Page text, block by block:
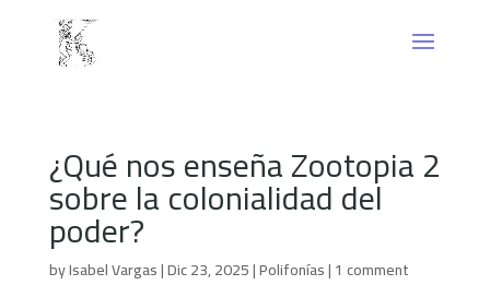
¿Qué nos enseña Zootopia 2
sobre la colonialidad del
poder?
byIsabel Vargas|Dic 23, 2025|Polifonías|1 comment